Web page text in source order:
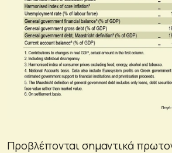
Προβλέπονται σημαντικά